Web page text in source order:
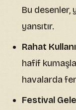
Bu desenler,
yansıtır.
Rahat
hafif
havalarda
Festival